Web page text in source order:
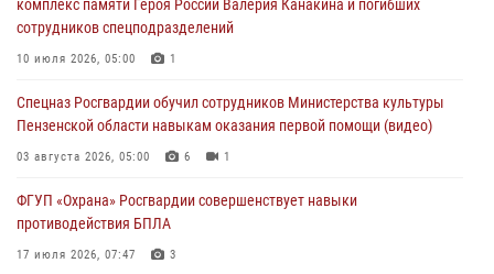
Росгвардия обеспечила безопасность праздничных мероприятий в
День ВДВ в Пензе
комплекс памяти Героя России Валерия Канакина и погибших
сотрудников спецподразделений
10 июля 2026, 05:00 1
Спецназ Росгвардии обучил сотрудников Министерства культуры
Пензенской области навыкам оказания первой помощи (видео)
03 августа 2026, 05:00 6 1
ФГУП «Охрана» Росгвардии совершенствует навыки
противодействия БПЛА
17 июля 2026, 07:47 3